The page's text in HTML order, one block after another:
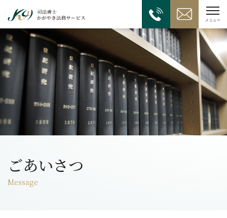
ごあいさつ
Message